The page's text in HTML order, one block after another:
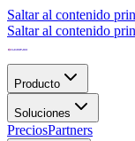
Saltar al contenido
Saltar al contenido
Producto
Soluciones
PreciosPartners